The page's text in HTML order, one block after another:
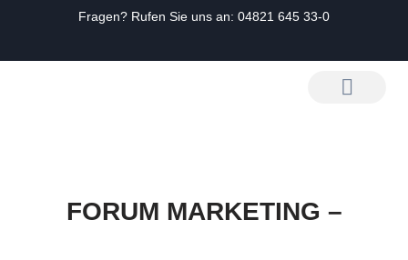
Fragen? Rufen Sie uns an: 04821 645 33-0
FORUM MARKETING –